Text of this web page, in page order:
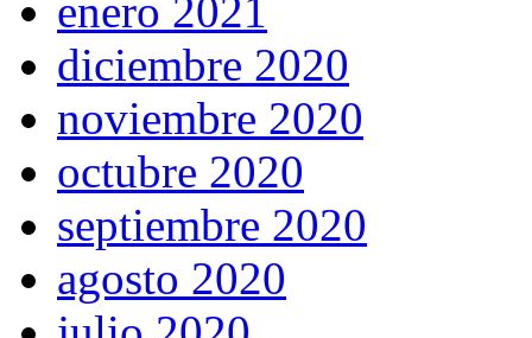
enero 2021
diciembre 2020
noviembre 2020
octubre 2020
septiembre 2020
agosto 2020